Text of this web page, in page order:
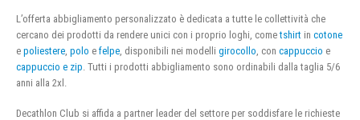
L’offerta abbigliamento personalizzato è dedicata a tutte le collettività che
cercano dei prodotti da rendere unici con i proprio loghi, cometshirt in cotone
e poliestere, polo e felpe, disponibili nei modelli girocollo, con cappuccio e
cappuccio e zip. Tutti i prodotti abbigliamento sono ordinabili dalla taglia 5/6
anni alla 2xl.
Decathlon Club si affida a partner leader del settore per soddisfare le richieste